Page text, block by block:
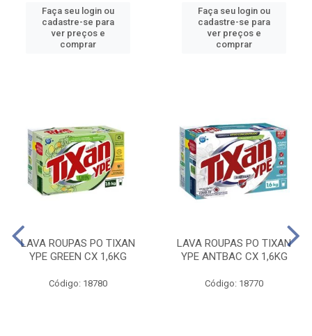
Faça seu login ou
cadastre-se para
ver preços e
comprar
Faça seu login ou
cadastre-se para
ver preços e
comprar
LAVA ROUPAS PO TIXAN
YPE GREEN CX 1,6KG
Código: 18780
LAVA ROUPAS PO TIXAN
YPE ANTBAC CX 1,6KG
Código: 18770